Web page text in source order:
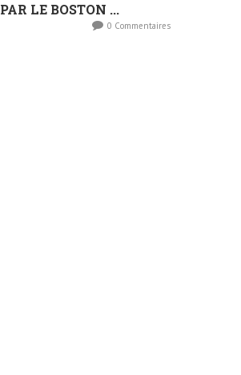
PAR LE BOSTON ...
0 Commentaires